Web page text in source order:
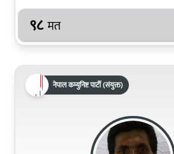
९८ मत
नेपाल कम्युनिष्ट पार्टी (संयुक्त)